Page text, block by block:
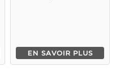
EN SAVOIR PLUS